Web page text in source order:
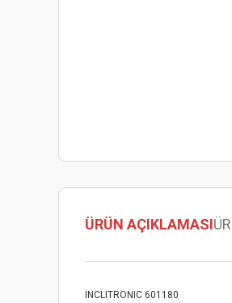
ÜRÜN AÇIKLAMASI
INCLITRONIC 601180